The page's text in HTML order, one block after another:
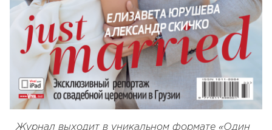
Журнал выходит в уникальном формате «Один